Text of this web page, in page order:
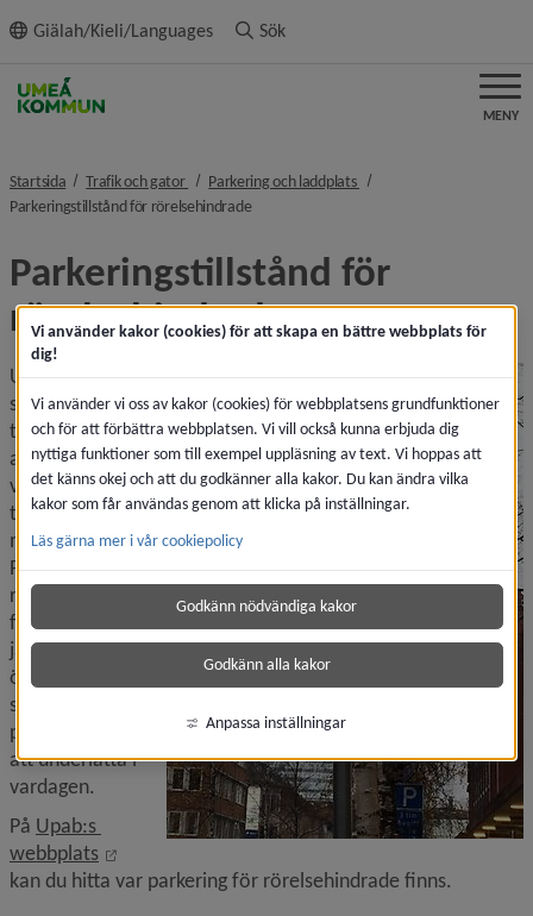
innehållet
Giälah/Kieli/Languages Sök
MENY
Startsida Trafik och gator nivå i brödsmulenavigeringen
Parkering och laddplats nivå i
Parkeringstillstånd för rörelsehindradenivå i brödsmulenavigeringen
Parkeringstillstånd för
rörelsehindrade
Umeå som stad
ska vara
tillgänglig för
alla och det ska
vara enkelt att
ta sig till sin
målpunkt.
Parkeringar för
rörelsehindrade
finns därför
jämt fördelade
över staden och
strategiskt
placerade för
att underlätta i
vardagen.
På Upab:s
webbplats
Länk till annan webbplats, öppnas i nytt fönster.
kan du hitta var parkering för rörelsehindrade finns.
Vi använder kakor (cookies) för att skapa en bättre webbplats för
dig!
Vi använder vi oss av kakor (cookies) för webbplatsens grundfunktioner
och för att förbättra webbplatsen. Vi vill också kunna erbjuda dig
nyttiga funktioner som till exempel uppläsning av text. Vi hoppas att
det känns okej och att du godkänner alla kakor. Du kan ändra vilka
kakor som får användas genom att klicka på inställningar.
Läs gärna mer i vår cookiepolicy
Godkänn nödvändiga kakor
Godkänn alla kakor
Anpassa inställningar